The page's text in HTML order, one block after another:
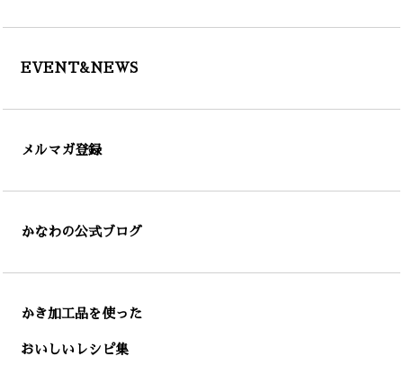
EVENT&NEWS
メルマガ登録
かなわの公式ブログ
かき加工品を使った
おいしいレシピ集